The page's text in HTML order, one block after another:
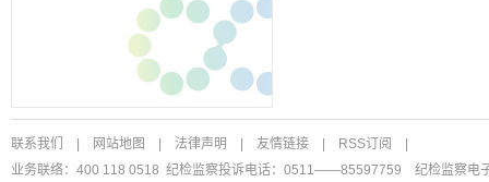
联系我们 网站地图 法律声明 友情链接 RSS订阅
业务联络：400 118 0518 纪检监察投诉电话：0511——85597759 纪检监察电